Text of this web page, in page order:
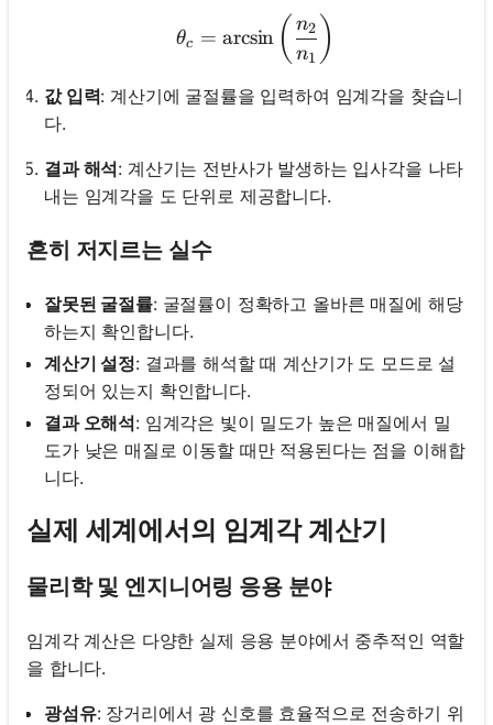
\theta_c =
θc = arcsin ( n1
n2 )
값 입력: 계산기에 굴절률을 입력하여 임계각을 찾습니
다.
결과 해석: 계산기는 전반사가 발생하는 입사각을 나타
내는 임계각을 도 단위로 제공합니다.
흔히 저지르는 실수
잘못된 굴절률: 굴절률이 정확하고 올바른 매질에 해당
하는지 확인합니다.
계산기 설정: 결과를 해석할 때 계산기가 도 모드로 설
정되어 있는지 확인합니다.
결과 오해석: 임계각은 빛이 밀도가 높은 매질에서 밀
도가 낮은 매질로 이동할 때만 적용된다는 점을 이해합
니다.
실제 세계에서의 임계각 계산기
물리학 및 엔지니어링 응용 분야
임계각 계산은 다양한 실제 응용 분야에서 중추적인 역할
을 합니다.
광섬유: 장거리에서 광 신호를 효율적으로 전송하기 위